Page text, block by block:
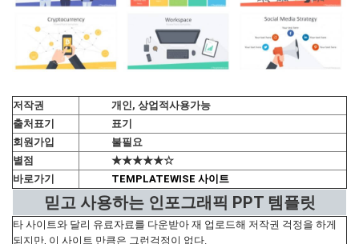
저작권
개인, 상업적사용가능
출처표기
표기
회원가입
불필요
별점
★★★★★☆
바로가기
TEMPLATEWISE 사이트
믿고 사용하는 인포그래픽 PPT 템플릿
타 사이트와 달리 유료자료를 다운받아 재 업로드해 저작권 걱정을 하게
되지만, 이 사이트 만큼은 그런걱정이 없다.